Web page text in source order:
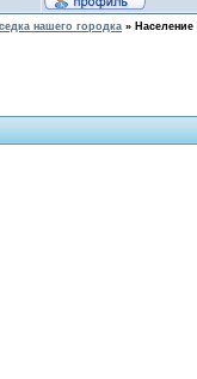
нашего городка »